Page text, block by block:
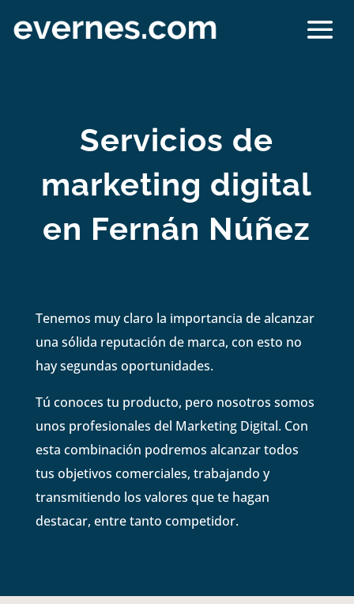
Servicios de
marketing digital
en Fernán Núñez
Tenemos muy claro la importancia de alcanzar
una sólida reputación de marca, con esto no
hay segundas oportunidades.
Tú conoces tu producto, pero nosotros somos
unos profesionales del Marketing Digital. Con
esta combinación podremos alcanzar todos
tus objetivos comerciales, trabajando y
transmitiendo los valores que te hagan
destacar, entre tanto competidor.